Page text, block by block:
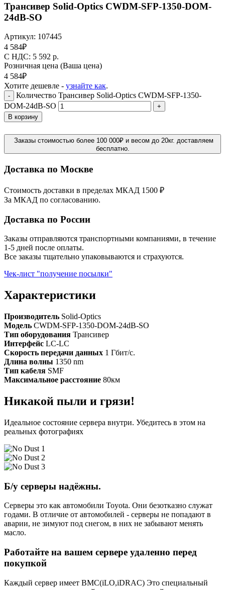
Трансивер Solid-Optics CWDM-SFP-1350-DOM-
24dB-SO
Артикул: 107445
4 584₽
C НДС: 5 592 р.
Розничная цена (Ваша цена)
4 584₽
Хотите дешевле - узнайте как.
-
Количество Трансивер Solid-Optics CWDM-SFP-1350-
DOM-24dB-SO
+
В корзину
Заказы стоимостью более 100 000₽ и весом до 20кг. доставляем
бесплатно.
Доставка по Москве
Стоимость доставки в пределах МКАД 1500 ₽
За МКАД по согласованию.
Доставка по России
Заказы отправляются транспортными компаниями, в течение
1-5 дней после оплаты.
Все заказы тщательно упаковываются и страхуются.
Чек-лист "получение посылки"
Характеристики
Производитель Solid-Optics
Модель CWDM-SFP-1350-DOM-24dB-SO
Тип оборудования Трансивер
Интерфейс LC-LC
Скорость передачи данных 1 Гбит/с.
Длина волны 1350 nm
Тип кабеля SMF
Максимальное расстояние 80км
Никакой пыли и грязи!
Идеальное состояние сервера внутри. Убедитесь в этом на
реальных фотографиях
Б/у серверы надёжны.
Серверы это как автомобили Toyota. Они безотказно служат
годами. В отличие от автомобилей - серверы не попадают в
аварии, не зимуют под снегом, в них не забывают менять
масло.
Работайте на вашем сервере удаленно перед
покупкой
Каждый сервер имеет BMC(iLO,iDRAC) Это специальный